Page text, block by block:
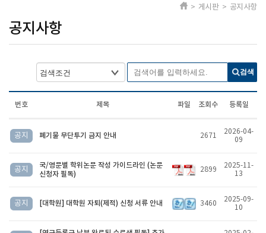
공지사항
> 게시판 > 공지사항
검색
번호 제목 파일 조회수 등록일
공지 폐기물 무단투기 금지 안내 2671
2026-04-
09
공지
국/영문별 학위논문 작성 가이드라인 (논문
신청자 필독)
2899
2025-11-
13
공지 [대학원] 대학원 자퇴(제적) 신청 서류 안내 3460
2025-09-
10